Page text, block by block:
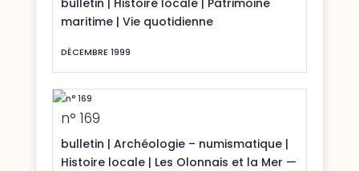
maritime| Vie quotidienne
DÉCEMBRE 1999
n° 169
bulletin | Archéologie – numismatique|
Histoire locale| Les Olonnais et la Mer —